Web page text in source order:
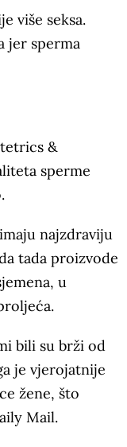
više seksa.
jer sperma
&
sperme
najzdraviju
tada proizvode
u
bili su brži od
je vjerojatnije
žene, što
Mail.